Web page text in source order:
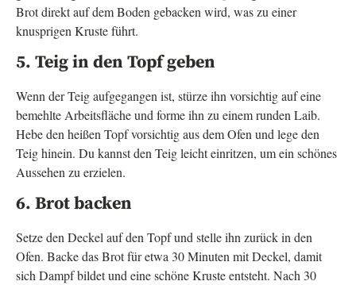
Brot direkt auf dem Boden gebacken wird, was zu einer
knusprigen Kruste führt.
5. Teig in den Topf geben
Wenn der Teig aufgegangen ist, stürze ihn vorsichtig auf eine
bemehlte Arbeitsfläche und forme ihn zu einem runden Laib.
Hebe den heißen Topf vorsichtig aus dem Ofen und lege den
Teig hinein. Du kannst den Teig leicht einritzen, um ein schönes
Aussehen zu erzielen.
6. Brot backen
Setze den Deckel auf den Topf und stelle ihn zurück in den
Ofen. Backe das Brot für etwa 30 Minuten mit Deckel, damit
sich Dampf bildet und eine schöne Kruste entsteht. Nach 30